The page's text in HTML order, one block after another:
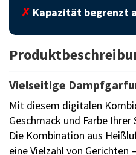
✗ Kapazität begrenzt
Vielseitige
Mit diesem digitalen
Geschmack und Farbe
Die Kombination aus
eine Vielzahl von